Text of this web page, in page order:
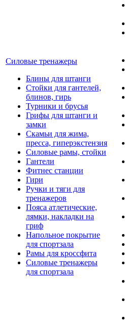
Силовые тренажеры
Блины для штанги
Стойки для гантелей,
блинов, гирь
Турники и брусья
Грифы для штанги и
замки
Скамьи для жима,
пресса, гиперэкстензия
Силовые рамы, стойки
Гантели
Фитнес станции
Гири
Ручки и тяги для
тренажеров
Пояса атлетические,
лямки, накладки на
гриф
Напольное покрытие
для спортзала
Рамы для кроссфита
Силовые тренажеры
для спортзала